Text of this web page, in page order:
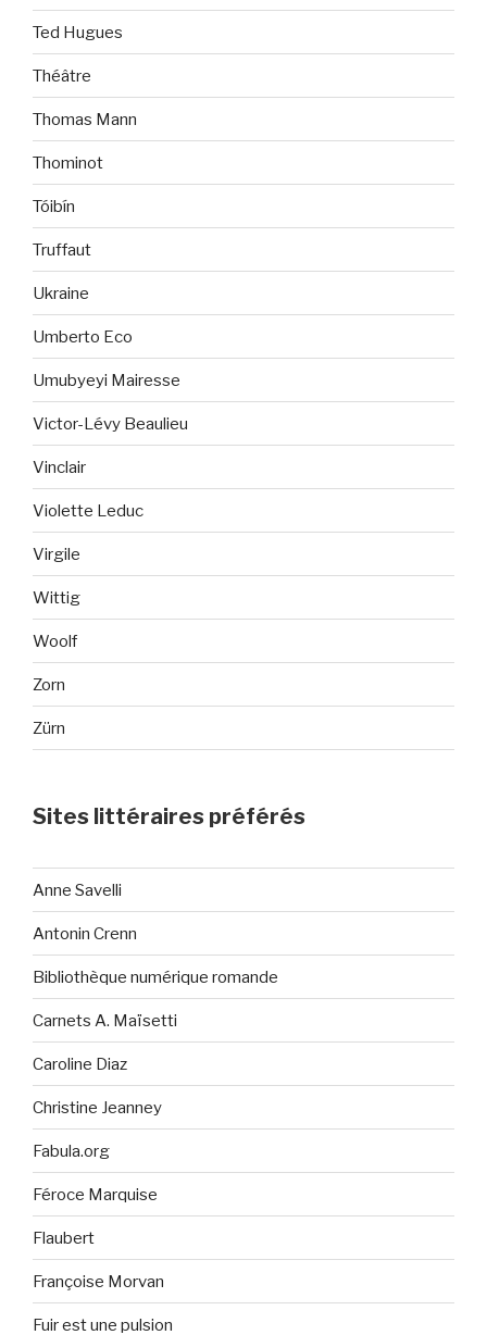
Ted Hugues
Théâtre
Thomas Mann
Thominot
Tóibín
Truffaut
Ukraine
Umberto Eco
Umubyeyi Mairesse
Victor-Lévy Beaulieu
Vinclair
Violette Leduc
Virgile
Wittig
Woolf
Zorn
Zürn
Sites littéraires préférés
Anne Savelli
Antonin Crenn
Bibliothèque numérique romande
Carnets A. Maïsetti
Caroline Diaz
Christine Jeanney
Fabula.org
Féroce Marquise
Flaubert
Françoise Morvan
Fuir est une pulsion